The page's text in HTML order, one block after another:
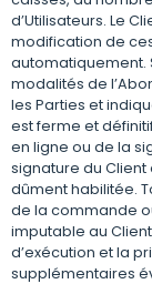
d’Utilisateurs. Le
modification de
automatiquement.
modalités de
les Parties et
est ferme et
en ligne ou de la
signature du
dûment habilitée.
de la commande
imputable au
d’exécution et la
supplémentaires